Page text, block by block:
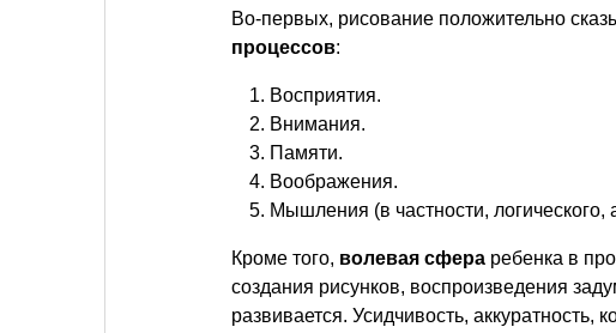
Во-первых, рисование положительно
процессов:
Восприятия.
Внимания.
Памяти.
Воображения.
Мышления (в частности, логического,
Кроме того, волевая сфера ребенка в
создания рисунков, воспроизведения
развивается. Усидчивость, аккуратность,